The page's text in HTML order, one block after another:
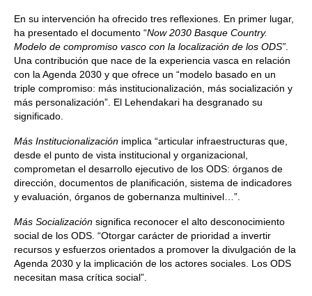
En su intervención ha ofrecido tres reflexiones. En primer lugar,
ha presentado el documento “Now 2030 Basque Country.
Modelo de compromiso vasco con la localización de los ODS”
Una contribución que nace de la experiencia vasca en relación
con la Agenda 2030 y que ofrece un “modelo basado en un
triple compromiso: más institucionalización, más socialización y
más personalización”. El Lehendakari ha desgranado su
significado.
Más Institucionalización implica “articular infraestructuras que,
desde el punto de vista institucional y organizacional,
comprometan el desarrollo ejecutivo de los ODS: órganos de
dirección, documentos de planificación, sistema de indicadores
y evaluación, órganos de gobernanza multinivel…”.
Más Socialización significa reconocer el alto desconocimiento
social de los ODS. “Otorgar carácter de prioridad a invertir
recursos y esfuerzos orientados a promover la divulgación de la
Agenda 2030 y la implicación de los actores sociales. Los ODS
necesitan masa crítica social”.